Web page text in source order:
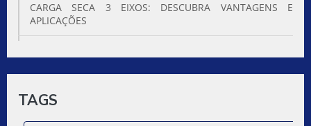
CARGA SECA 3 EIXOS: DESCUBRA VANTAGENS E
APLICAÇÕES
TRANSPORTE EFICIENTE
TAGS